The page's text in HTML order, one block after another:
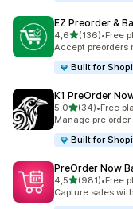
EZ Preorder &
4,65 yıldız
(136)
toplam 136•Free
Accept preorders
Built for
K1 PreOrder
5,05 yıldız
(34)
toplam 34•Free
Manage pre
Built for
PreOrder Now
4,55 yıldız
(981)
toplam 981•Free
Capture sales